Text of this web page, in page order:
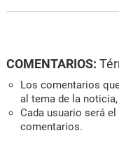
COMENTARIOS:
Los comentarios
al tema de la
Cada usuario será
comentarios.